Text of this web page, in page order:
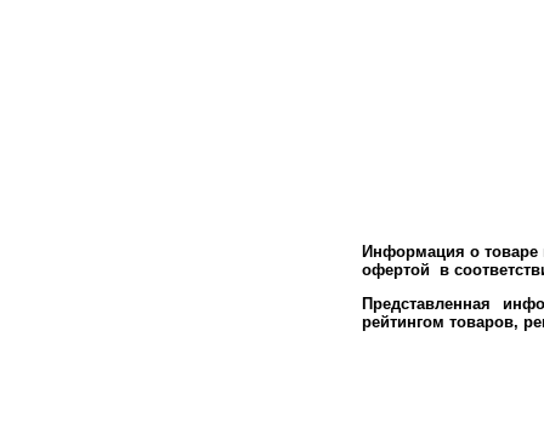
Информация о товаре
офертой в
Представленная
рейтингом товаров,